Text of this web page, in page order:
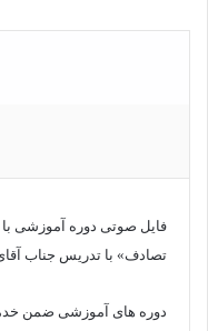
فایل صوتی دوره آموزشی با
تصادف» با تدریس جناب
دوره های آموزشی ضمن